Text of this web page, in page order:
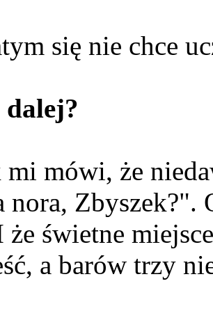
się nie chce
dalej?
mi mówi, że
nora, Zbyszek?".
świetne
a barów trzy